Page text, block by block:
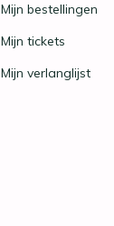
Mijn bestellingen
Mijn tickets
Mijn verlanglijst